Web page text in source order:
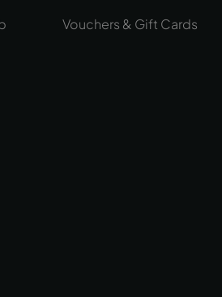
Vouchers & Gift Cards